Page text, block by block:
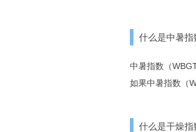
什么是中暑指
中暑指数（
如果中暑指数（
什么是干燥指